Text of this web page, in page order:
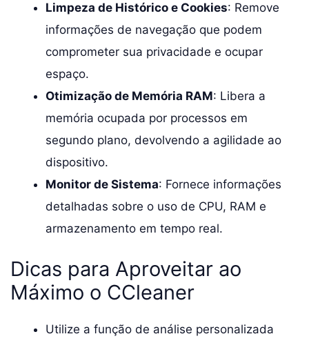
Limpeza de Histórico e Cookies: Remove
informações de navegação que podem
comprometer sua privacidade e ocupar
espaço.
Otimização de Memória RAM: Libera a
memória ocupada por processos em
segundo plano, devolvendo a agilidade ao
dispositivo.
Monitor de Sistema: Fornece informações
detalhadas sobre o uso de CPU, RAM e
armazenamento em tempo real.
Dicas para Aproveitar ao
Máximo o CCleaner
Utilize a função de análise personalizada